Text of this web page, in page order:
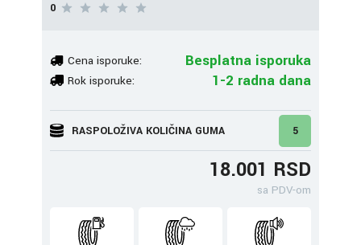
0
Cena isporuke: Besplatna isporuka
Rok isporuke: 1-2 radna dana
RASPOLOŽIVA KOLIČINA GUMA 5
18.001 RSD
sa PDV-om